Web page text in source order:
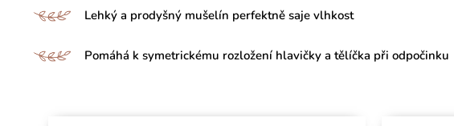
Lehký a prodyšný mušelín perfektně saje vlhkost
Pomáhá k symetrickému rozložení hlavičky a tělíčka při odpočinku